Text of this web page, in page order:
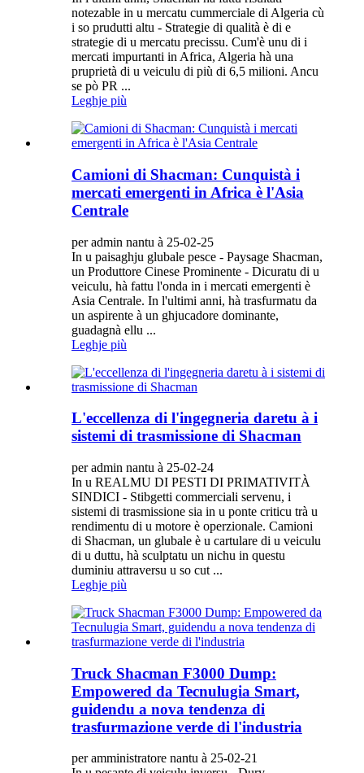
notezable in u mercatu cummerciale di Algeria cù
i so prudutti altu - Strategie di qualità è di e
strategie di u mercatu precissu. Cum'è unu di i
mercati impurtanti in Africa, Algeria hà una
pruprietà di u veiculu di più di 6,5 milioni. Ancu
se pò PR ...
Leghje più
Camioni di Shacman: Cunquistà i
mercati emergenti in Africa è l'Asia
Centrale
per admin nantu à 25-02-25
In u paisaghju glubale pesce - Paysage Shacman,
un Produttore Cinese Prominente - Dicuratu di u
veiculu, hà fattu l'onda in i mercati emergenti è
Asia Centrale. In l'ultimi anni, hà trasfurmatu da
un aspirente à un ghjucadore dominante,
guadagnà ellu ...
Leghje più
L'eccellenza di l'ingegneria daretu à i
sistemi di trasmissione di Shacman
per admin nantu à 25-02-24
In u REALMU DI PESTI DI PRIMATIVITÀ
SINDICI - Stibgetti commerciali servenu, i
sistemi di trasmissione sia in u ponte criticu trà u
rendimentu di u motore è operzionale. Camioni
di Shacman, un glubale è u cartulare di u veiculu
di u duttu, hà sculptatu un nichu in questu
duminiu attraversu u so cut ...
Leghje più
Truck Shacman F3000 Dump:
Empowered da Tecnulugia Smart,
guidendu a nova tendenza di
trasfurmazione verde di l'industria
per amministratore nantu à 25-02-21